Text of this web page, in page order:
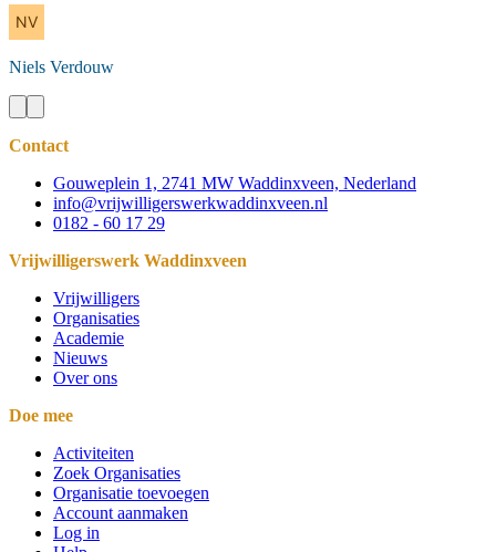
Niels Verdouw
Contact
Gouweplein 1, 2741 MW Waddinxveen, Nederland
info@vrijwilligerswerkwaddinxveen.nl
0182 - 60 17 29
Vrijwilligerswerk Waddinxveen
Vrijwilligers
Organisaties
Academie
Nieuws
Over ons
Doe mee
Activiteiten
Zoek Organisaties
Organisatie toevoegen
Account aanmaken
Log in